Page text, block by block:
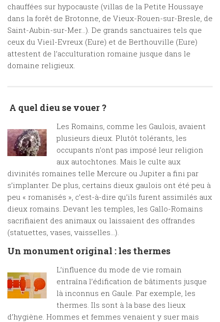
chauffées sur hypocauste (villas de la Petite Houssaye
dans la forêt de Brotonne, de Vieux-Rouen-sur-Bresle, de
Saint-Aubin-sur-Mer…). De grands sanctuaires tels que
ceux du Vieil-Evreux (Eure) et de Berthouville (Eure)
attestent de l’acculturation romaine jusque dans le
domaine religieux.
A quel dieu se vouer ?
Les Romains, comme les Gaulois, avaient
plusieurs dieux. Plutôt tolérants, les
occupants n’ont pas imposé leur religion
aux autochtones. Mais le culte aux
divinités romaines telle Mercure ou Jupiter a fini par
s’implanter. De plus, certains dieux gaulois ont été peu à
peu « romanisés », c’est-à-dire qu’ils furent assimilés aux
dieux romains. Devant les temples, les Gallo-Romains
sacrifiaient des animaux ou laissaient des offrandes
(statuettes, vases, vaisselles…).
Un monument original : les thermes
L’influence du mode de vie romain
entraîna l’édification de bâtiments jusque
là inconnus en Gaule. Par exemple, les
thermes. Ils sont à la base des lieux
d’hygiène. Hommes et femmes venaient y suer mais